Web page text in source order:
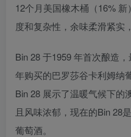
12个月美国橡木桶（16%
度和复杂性，余味柔滑紧实
Bin 28 于1959 年首次酿造
年购买的巴罗莎谷卡利姆纳
Bin 28 展示了温暖气候下
且风味浓郁，现在的Bin 28
葡萄酒。